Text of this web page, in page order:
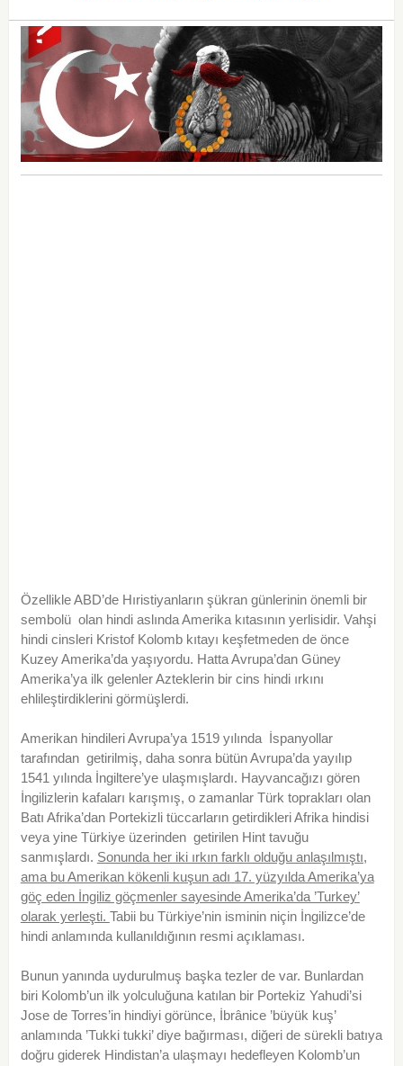
Özellikle ABD’de Hıristiyanların şükran günlerinin önemli bir
sembolü olan hindi aslında Amerika kıtasının yerlisidir. Vahşi
hindi cinsleri Kristof Kolomb kıtayı keşfetmeden de önce
Kuzey Amerika’da yaşıyordu. Hatta Avrupa’dan Güney
Amerika’ya ilk gelenler Azteklerin bir cins hindi ırkını
ehlileştirdiklerini görmüşlerdi.
Amerikan hindileri Avrupa’ya 1519 yılında İspanyollar
tarafından getirilmiş, daha sonra bütün Avrupa’da yayılıp
1541 yılında İngiltere’ye ulaşmışlardı. Hayvancağızı gören
İngilizlerin kafaları karışmış, o zamanlar Türk toprakları olan
Batı Afrika’dan Portekizli tüccarların getirdikleri Afrika hindisi
veya yine Türkiye üzerinden getirilen Hint tavuğu
sanmışlardı. Sonunda her iki ırkın farklı olduğu anlaşılmıştı,
ama bu Amerikan kökenli kuşun adı 17. yüzyılda Amerika’ya
göç eden İngiliz göçmenler sayesinde Amerika’da ’Turkey’
olarak yerleşti. Tabii bu Türkiye’nin isminin niçin İngilizce’de
hindi anlamında kullanıldığının resmi açıklaması.
Bunun yanında uydurulmuş başka tezler de var. Bunlardan
biri Kolomb’un ilk yolculuğuna katılan bir Portekiz Yahudi’si
Jose de Torres’in hindiyi görünce, İbrânice ’büyük kuş’
anlamında ’Tukki tukki’ diye bağırması, diğeri de sürekli batıya
doğru giderek Hindistan’a ulaşmayı hedefleyen Kolomb’un